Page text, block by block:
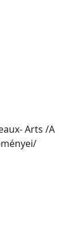
Arts /A